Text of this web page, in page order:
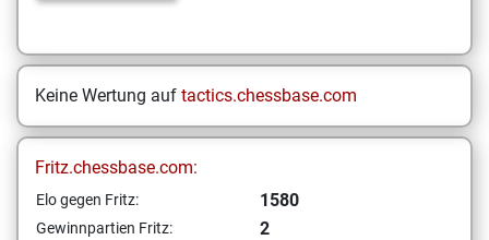
Keine Wertung auf tactics.chessbase.com
Fritz.chessbase.com:
Elo gegen Fritz: 1580
Gewinnpartien Fritz: 2